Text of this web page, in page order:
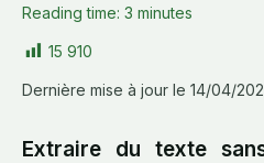
Reading time: 3 minutes
15 910
Dernière mise à jour le 14/04/
Extraire du texte